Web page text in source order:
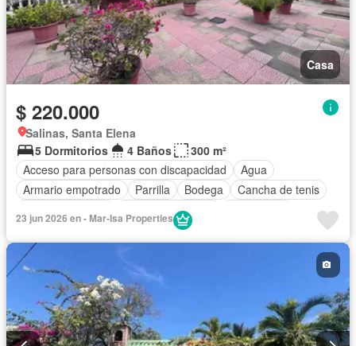
Casa
$ 220.000
Salinas, Santa Elena
5 Dormitorios
4 Baños
300 m²
Acceso para personas con discapacidad
Agua
Armario empotrado
Parrilla Bodega
Cancha de tenis
Cuarto de servicio
Estacionamiento
Internet Jardín
Wifi
23 jun 2026 en - Mar-Isa Properties